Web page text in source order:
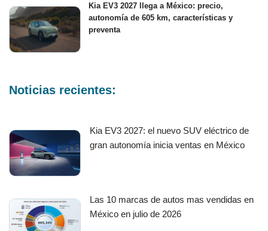
Kia EV3 2027 llega a México: precio,
autonomía de 605 km, características y
preventa
Noticias recientes:
Kia EV3 2027: el nuevo SUV eléctrico de
gran autonomía inicia ventas en México
Las 10 marcas de autos mas vendidas en
México en julio de 2026